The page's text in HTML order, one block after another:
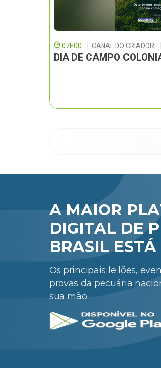
07H00 CANAL DO CRIADOR
DIA DE CAMPO
A MAIOR
DIGITAL DE
BRASIL
Os principais leilões,
provas da pecuária
sua mão.